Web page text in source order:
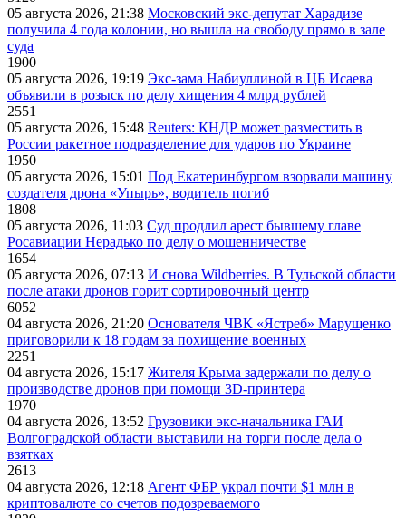
05 августа 2026, 21:38 Московский экс-депутат Харадизе
получила 4 года колонии, но вышла на свободу прямо в зале
суда
1900
05 августа 2026, 19:19 Экс-зама Набиуллиной в ЦБ Исаева
объявили в розыск по делу хищения 4 млрд рублей
2551
05 августа 2026, 15:48 Reuters: КНДР может разместить в
России ракетное подразделение для ударов по Украине
1950
05 августа 2026, 15:01 Под Екатеринбургом взорвали машину
создателя дрона «Упырь», водитель погиб
1808
05 августа 2026, 11:03 Суд продлил арест бывшему главе
Росавиации Нерадько по делу о мошенничестве
1654
05 августа 2026, 07:13 И снова Wildberries. В Тульской области
после атаки дронов горит сортировочный центр
6052
04 августа 2026, 21:20 Основателя ЧВК «Ястреб» Марущенко
приговорили к 18 годам за похищение военных
2251
04 августа 2026, 15:17 Жителя Крыма задержали по делу о
производстве дронов при помощи 3D‑принтера
1970
04 августа 2026, 13:52 Грузовики экс-начальника ГАИ
Волгоградской области выставили на торги после дела о
взятках
2613
04 августа 2026, 12:18 Агент ФБР украл почти $1 млн в
криптовалюте со счетов подозреваемого